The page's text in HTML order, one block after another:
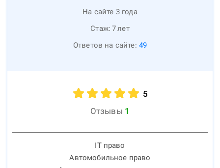
На сайте 3 года
Стаж: 7лет
Ответов на сайте: 49
5
Отзывы 1
IT право
Автомобильное право